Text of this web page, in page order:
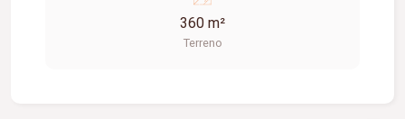
360 m²
Terreno